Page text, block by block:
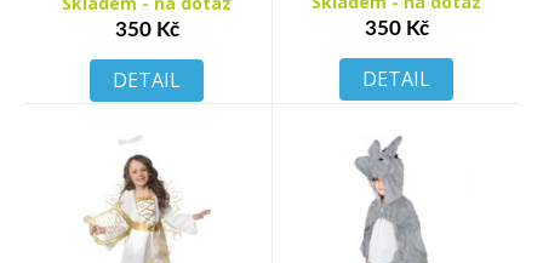
350 Kč
DETAIL
350 Kč
DETAIL